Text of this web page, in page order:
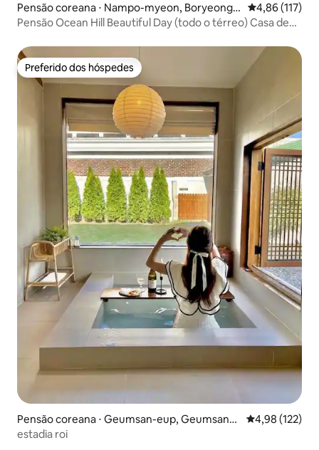
Pensão coreana ⋅ Nampo-myeon, Boryeong-s
i
4,86 de uma
4,86 (117)
Pensão Ocean Hill Beautiful Day (todo o térreo) Casa de
Preferido dos hóspedes
Preferido dos hóspedes
Pensão coreana ⋅ Geumsan-eup, Geumsan-g
un
4,98 de uma
4,98 (122)
estadia roi